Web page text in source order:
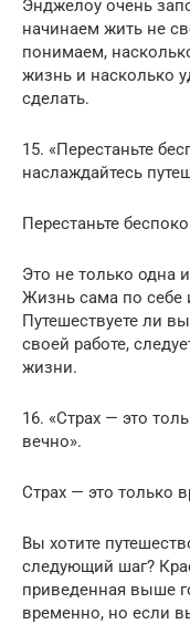
Энджелоу очень
начинаем жить не
понимаем,
жизнь и насколько
сделать.
15. «Перестаньте
наслаждайтесь
Перестаньте
Это не только одна
Жизнь сама по себе
Путешествуете ли
своей работе,
жизни.
16. «Страх — это
вечно».
Страх — это только
Вы хотите
следующий шаг?
приведенная выше
временно, но если